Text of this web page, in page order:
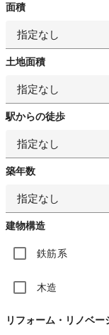
面積
指定なし
土地面積
指定なし
駅からの徒歩
指定なし
築年数
指定なし
建物構造
鉄筋系
木造
リフォーム・リノベー